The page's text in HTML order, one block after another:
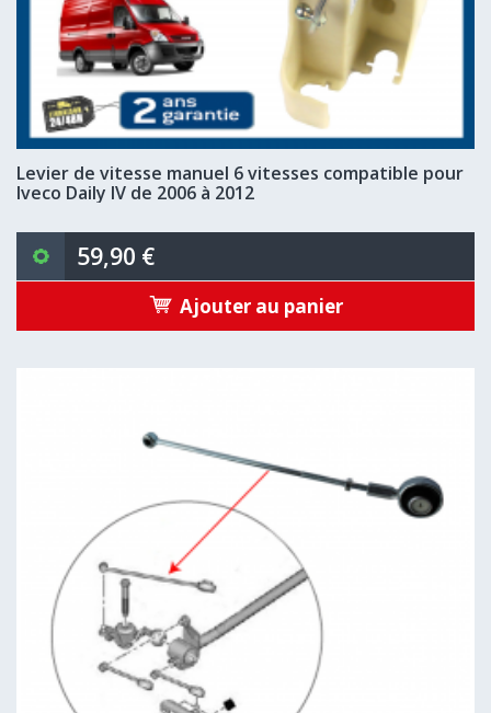
Levier de vitesse manuel 6 vitesses compatible pour
Iveco Daily IV de 2006 à 2012
59,90 €
Ajouter au panier